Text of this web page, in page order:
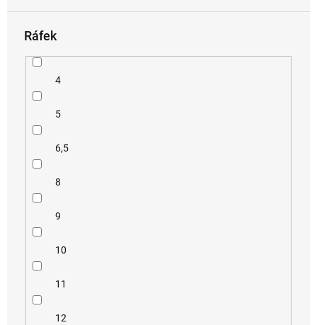
Ráfek
4
5
6,5
8
9
10
11
12